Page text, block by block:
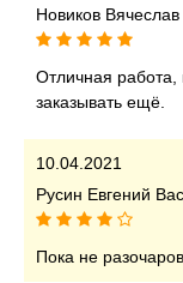
Новиков
Отличная работа,
заказывать ещё.
10.04.2021
Русин Евгений
Пока не